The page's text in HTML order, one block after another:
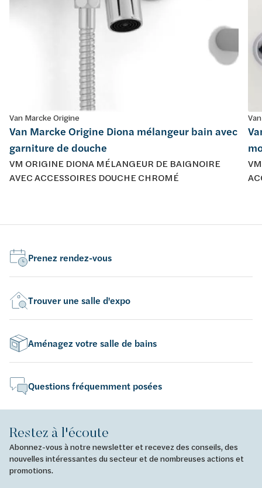
Van Marcke Origine
Van Marcke Origine Diona mélangeur bain avec
garniture de douche
VM ORIGINE DIONA MÉLANGEUR DE BAIGNOIRE
AVEC ACCESSOIRES DOUCHE CHROMÉ
Prenez rendez-vous
Trouver une salle d'expo
Aménagez votre salle de bains
Questions fréquemment posées
Restez à l'écoute
Abonnez-vous à notre newsletter et recevez des conseils, des
nouvelles intéressantes du secteur et de nombreuses actions et
promotions.